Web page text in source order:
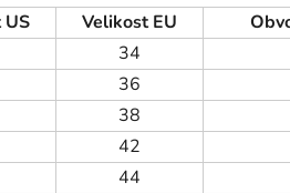
Velikost EU
34
36
38
42
44